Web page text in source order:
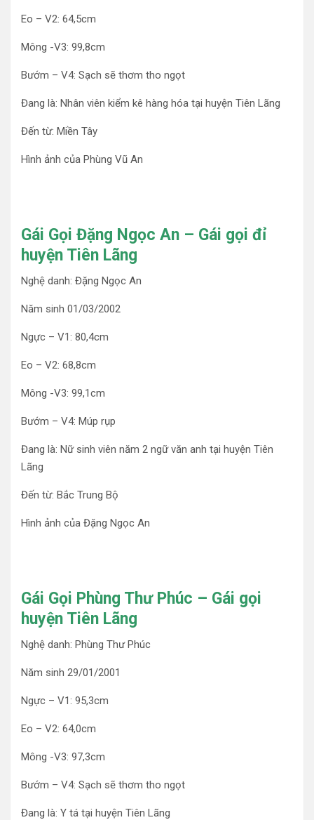
Eo – V2: 64,5cm
Mông -V3: 99,8cm
Bướm – V4: Sạch sẽ thơm tho ngọt
Đang là: Nhân viên kiểm kê hàng hóa tại huyện Tiên Lãng
Đến từ: Miền Tây
Hình ảnh của Phùng Vũ An
Gái Gọi Đặng Ngọc An – Gái gọi đỉ
huyện Tiên Lãng
Nghệ danh: Đặng Ngọc An
Năm sinh 01/03/2002
Ngực – V1: 80,4cm
Eo – V2: 68,8cm
Mông -V3: 99,1cm
Bướm – V4: Múp rụp
Đang là: Nữ sinh viên năm 2 ngữ văn anh tại huyện Tiên
Lãng
Đến từ: Bắc Trung Bộ
Hình ảnh của Đặng Ngọc An
Gái Gọi Phùng Thư Phúc – Gái gọi
huyện Tiên Lãng
Nghệ danh: Phùng Thư Phúc
Năm sinh 29/01/2001
Ngực – V1: 95,3cm
Eo – V2: 64,0cm
Mông -V3: 97,3cm
Bướm – V4: Sạch sẽ thơm tho ngọt
Đang là: Y tá tại huyện Tiên Lãng